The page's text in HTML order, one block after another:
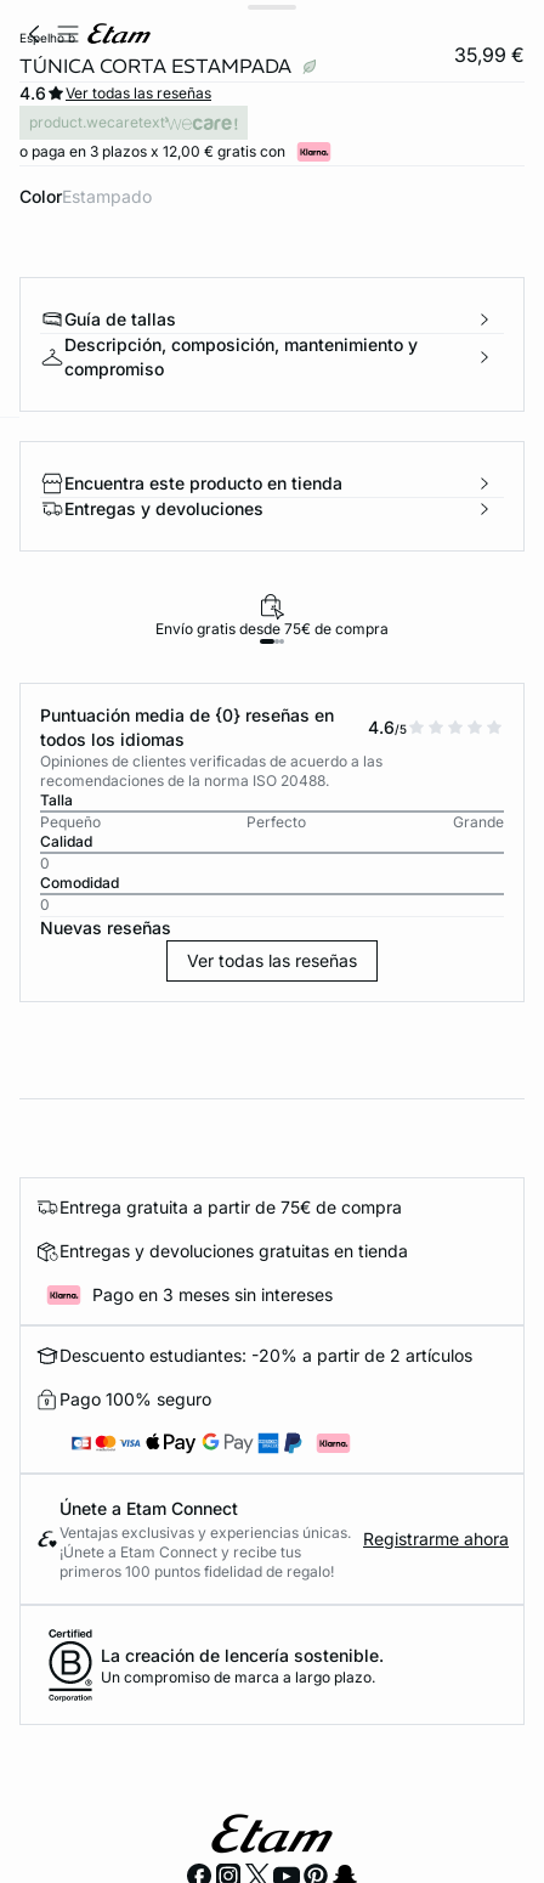
espelho b
TÚNICA CORTA ESTAMPADA 35,99 €
4.6
Ver todas las reseñas
product.wecaretext
o paga en 3 plazos x 12,00 € gratis con
Color estampado
Guía de tallas
Descripción, composición, mantenimiento y
compromiso
Encuentra este producto en tienda
Entregas y devoluciones
Envío gratis desde 75€ de compra
Puntuación media de {0} reseñas en
todos los idiomas
4.6/5
Opiniones de clientes verificadas de acuerdo a las
recomendaciones de la norma ISO 20488.
Talla
Pequeño
Perfecto
Grande
Calidad
0
Comodidad
0
Nuevas reseñas
Ver todas las reseñas
Entrega gratuita a partir de 75€ de compra
Entregas y devoluciones gratuitas en tienda
Pago en 3 meses sin intereses
Descuento estudiantes: -20% a partir de 2 artículos
Pago 100% seguro
Únete a Etam Connect
Ventajas exclusivas y experiencias únicas.
¡Únete a Etam Connect y recibe tus
primeros 100 puntos fidelidad de regalo!
Registrarme ahora
La creación de lencería sostenible.
Un compromiso de marca a largo plazo.